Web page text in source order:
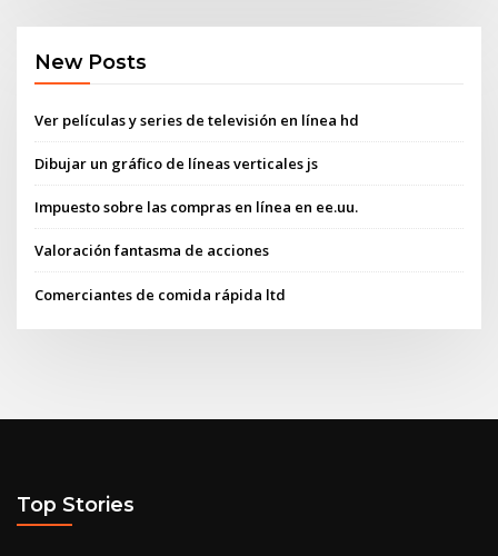
New Posts
Ver películas y series de televisión en línea hd
Dibujar un gráfico de líneas verticales js
Impuesto sobre las compras en línea en ee.uu.
Valoración fantasma de acciones
Comerciantes de comida rápida ltd
Top Stories